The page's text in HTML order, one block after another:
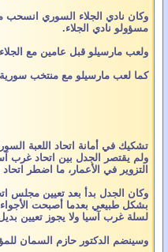
وكان نادي الجلاء السوري انسحب
مسؤولو نادي الجلاء.
ولعب مارسيلو قبل عامين مع الجلاء في نهائيات آسيا للأندية 2007 التي استضافتها إيران وحل الجلاء فيها وصيفاً بعد سابا
كما لعب مارسيلو مع منتخب
تشكيك في أمانة اتحاد اللعبة
ولم يقتصر الجدل بين اتحاد غرب
التزوير في الأعمار، ما اضطر
وكان الجدل بدأ بعد تعيين مجلس
بشكل طبيعي بعدما أصبحت الأجواء
لسلة غرب آسيا ولا يجوز تعيين
وسينضم الدكتور حازم السمان